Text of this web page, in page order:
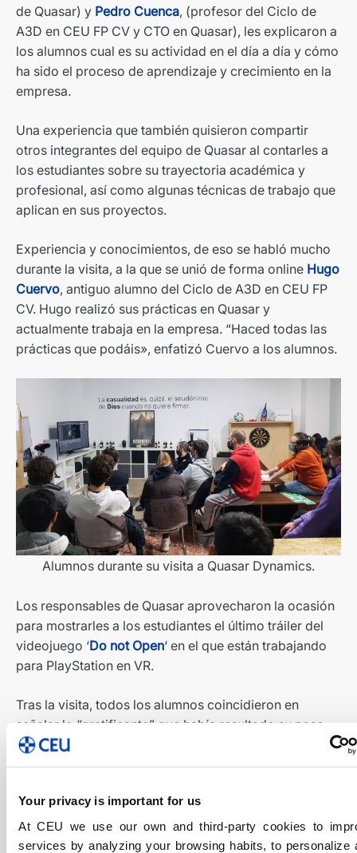
Your privacy is important for us
At CEU we use our own and third-party cookies to
services by analyzing your browsing habits, to personalize
de Quasar) y Pedro Cuenca, (profesor del Ciclo de
A3D en CEU FP CV y CTO en Quasar), les explicaron a
los alumnos cual es su actividad en el día a día y cómo
ha sido el proceso de aprendizaje y crecimiento en la
empresa.
Una experiencia que también quisieron compartir
otros integrantes del equipo de Quasar al contarles a
los estudiantes sobre su trayectoria académica y
profesional, así como algunas técnicas de trabajo que
aplican en sus proyectos.
Experiencia y conocimientos, de eso se habló mucho
durante la visita, a la que se unió de forma online Hugo
Cuervo, antiguo alumno del Ciclo de A3D en CEU FP
CV. Hugo realizó sus prácticas en Quasar y
actualmente trabaja en la empresa. “Haced todas las
prácticas que podáis», enfatizó Cuervo a los alumnos.
Alumnos durante su visita a Quasar Dynamics.
Los responsables de Quasar aprovecharon la ocasión
para mostrarles a los estudiantes el último tráiler del
videojuego ‘Do not Open‘ en el que están trabajando
para PlayStation en VR.
Tras la visita, todos los alumnos coincidieron en
señalar lo “gratificante” que había resultado su paso
por Quasar, una oportunidad para conocer mejor y de
cerca la realidad del mundo laboral en unsector al
Comparte este artículo